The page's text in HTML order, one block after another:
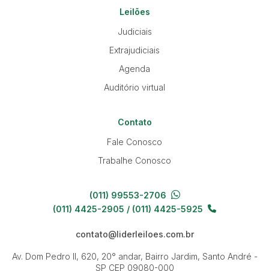
Leilões
Judiciais
Extrajudiciais
Agenda
Auditório virtual
Contato
Fale Conosco
Trabalhe Conosco
(011) 99553-2706
(011) 4425-2905 / (011) 4425-5925
contato@liderleiloes.com.br
Av. Dom Pedro II, 620, 20° andar, Bairro Jardim, Santo André -
SP CEP 09080-000